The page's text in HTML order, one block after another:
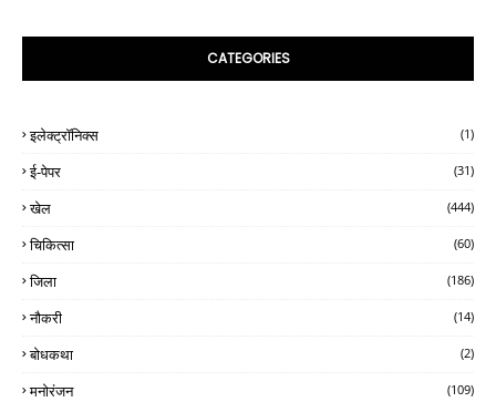
CATEGORIES
इलेक्ट्रॉनिक्स (1)
ई-पेपर (31)
खेल (444)
चिकित्सा (60)
जिला (186)
नौकरी (14)
बोधकथा (2)
मनोरंजन (109)